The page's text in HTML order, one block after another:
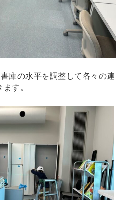
庫の水平を調整して各々の連
す。